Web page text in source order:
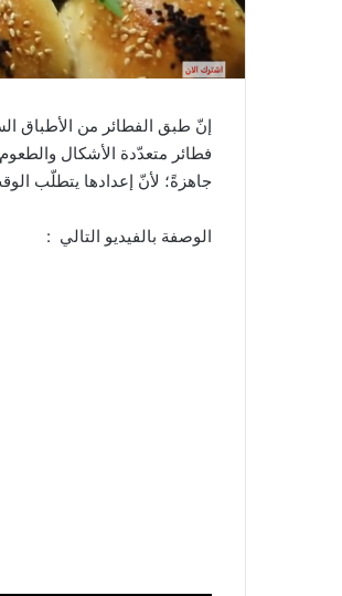
إنّ طبق الفطائر من الأطباق
فطائر متعدّدة الأشكال
جاهزةً؛ لأنّ إعدادها يتطلّب
الوصفة بالفيديو التالي :